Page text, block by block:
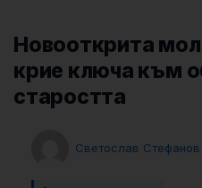
Новооткрита
крие ключа към
старостта
Светослав Стефанов